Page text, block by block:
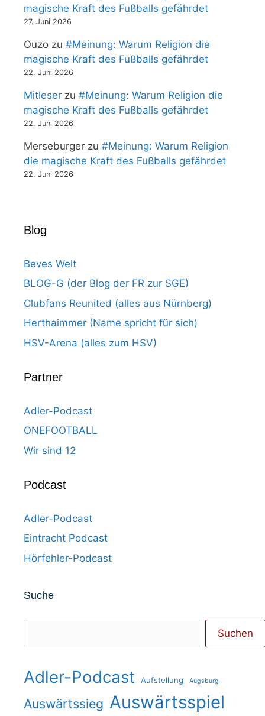
magische Kraft des Fußballs gefährdet
27. Juni 2026
Ouzo zu #Meinung: Warum Religion die
magische Kraft des Fußballs gefährdet
22. Juni 2026
Mitleser zu #Meinung: Warum Religion die
magische Kraft des Fußballs gefährdet
22. Juni 2026
Merseburger zu #Meinung: Warum Religion
die magische Kraft des Fußballs gefährdet
22. Juni 2026
Blog
Beves Welt
BLOG-G (der Blog der FR zur SGE)
Clubfans Reunited (alles aus Nürnberg)
Herthaimmer (Name spricht für sich)
HSV-Arena (alles zum HSV)
Partner
Adler-Podcast
ONEFOOTBALL
Wir sind 12
Podcast
Adler-Podcast
Eintracht Podcast
Hörfehler-Podcast
Suche
Suchen
Adler-Podcast Aufstellung Augsburg
Auswärtssieg Auswärtsspiel